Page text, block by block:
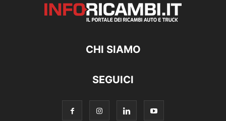
CHI SIAMO
SEGUICI